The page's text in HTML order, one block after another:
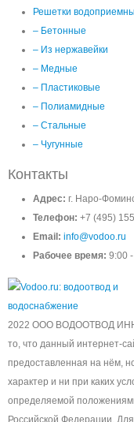
Решетки
– Бетонные
– Из нержавейки
– Медные
– Пластиковые
– Полиамидные
– Стальные
– Чугунные
Контакты
Адрес: г. Наро-
Телефон: +7 (495)
Email: info@vodoo.ru
Рабочее время: 9:00
2022 ООО ВОДООТВОД ИНН
то, что данный интернет-
предоставленная на нём,
характер и ни при каких
определяемой